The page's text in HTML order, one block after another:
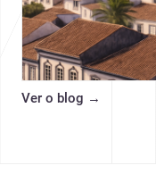
Ver o blog →